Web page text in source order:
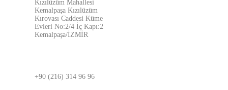
Kızılüzüm Mahallesi
Kemalpaşa Kızılüzüm
Kırovası Caddesi Küme
Evleri No:2/4 İç Kapı:2
Kemalpaşa/İZMİR
+90 (216) 314 96 96